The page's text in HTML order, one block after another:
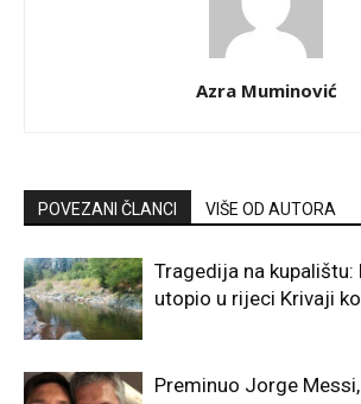
Azra Muminović
POVEZANI ČLANCI VIŠE OD AUTORA
Tragedija na kupalištu:
utopio u rijeci Krivaji
Preminuo Jorge